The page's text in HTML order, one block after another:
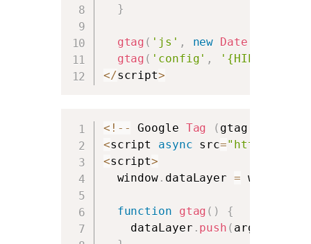
}
gtag ( 'js' , new Date
gtag ( 'config' ,
'{HIER G-
</script>
< ! -- Google Tag ( gtag
<script async src="https://
<script>
  window
. dataLayer = window
function gtag ( )
{
    dataLayer
. push ( arguments